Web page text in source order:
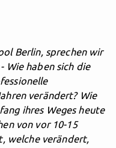
here!
Berlin, sprechen wir
Wie haben sich die
verändert? Wie
ihres Weges heute
von vor 10-15
welche verändert,